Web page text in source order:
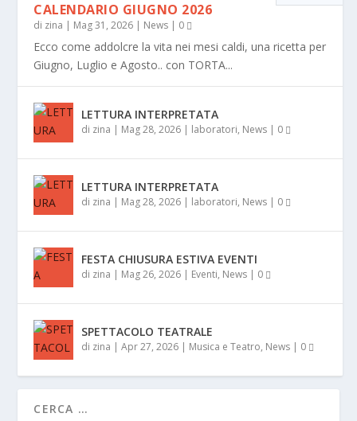
CALENDARIO GIUGNO 2026
di zina | Mag 31, 2026 | News | 0
Ecco come addolcre la vita nei mesi caldi, una ricetta per
Giugno, Luglio e Agosto.. con TORTA...
LETTURA INTERPRETATA
di zina | Mag 28, 2026 | laboratori, News | 0
LETTURA INTERPRETATA
di zina | Mag 28, 2026 | laboratori, News | 0
FESTA CHIUSURA ESTIVA EVENTI
di zina | Mag 26, 2026 | Eventi, News | 0
SPETTACOLO TEATRALE
di zina |Apr 27, 2026 | Musica e Teatro, News | 0